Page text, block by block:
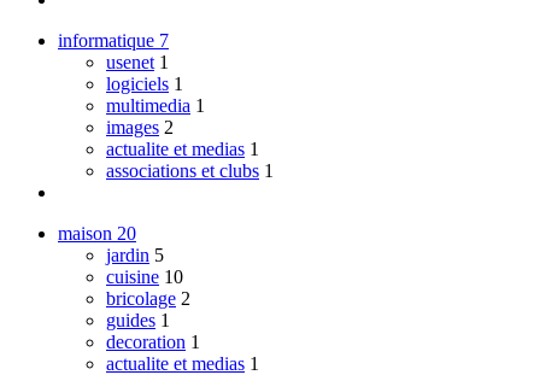
informatique 7
usenet 1
logiciels 1
multimedia 1
images 2
actualite et medias 1
associations et clubs 1
maison 20
jardin 5
cuisine 10
bricolage 2
guides 1
decoration 1
actualite et medias 1